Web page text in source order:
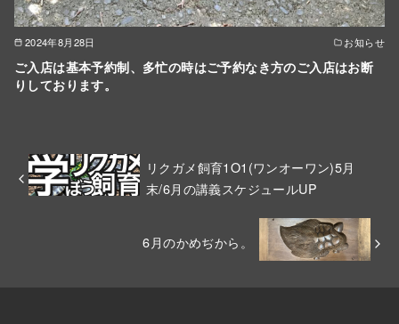
2024年8月28日 お知らせ
ご入店は基本予約制、多忙の時はご予約なき方のご入店はお断
りしております。
リクガメ飼育1O1(ワンオーワン)5月
末/6月の講義スケジュールUP
6月のかめぢから。